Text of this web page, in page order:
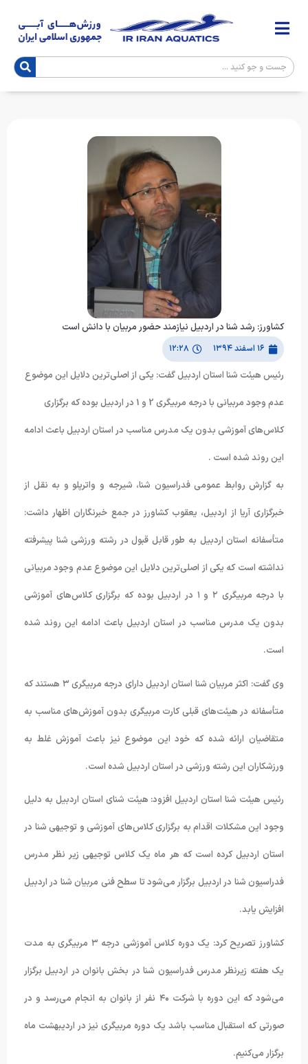
کشاورز: رشد شنا در اردبیل نیازمند حضور مربیان با دانش است
۱۶ اسفند ۱۳۹۴ ۱۲:۲۸
رئيس هيئت شنا استان اردبيل گفت: يکي از اصلي‌ترين دلايل اين موضوع
عدم وجود مربياني با درجه مربيگري 2 و 1 در اردبيل بوده که برگزاري
کلاس‌هاي آموزشي بدون يک مدرس مناسب در استان اردبيل باعث ادامه
اين روند شده است .
به گزارش روابط عمومی فدراسیون شنا، شیرجه و واترپلو و به نقل از
خبرگزاری آریا از اردبیل، یعقوب کشاورز در جمع خبرنگاران اظهار داشت:
متأسفانه استان اردبیل به طور قابل قبول در رشته ورزشی شنا پیشرفته
نداشته است که یکی از اصلی‌ترین دلایل این موضوع عدم وجود مربیانی
با درجه مربیگری ۲ و ۱ در اردبیل بوده که برگزاری کلاس‌های آموزشی
بدون یک مدرس مناسب در استان اردبیل باعث ادامه این روند شده
است.
وی گفت: اکثر مربیان شنا استان اردبیل دارای درجه مربیگری ۳ هستند که
متأسفانه در هیئت‌های قبلی کارت مربیگری بدون آموزش‌های مناسب به
متقاضیان ارائه شده که خود این موضوع نیز باعث آموزش غلط به
ورزشکاران این رشته ورزشی در استان اردبیل شده است.
رئیس هیئت شنا استان اردبیل افزود: هیئت شنای استان اردبیل به دلیل
وجود این مشکلات اقدام به برگزاری کلاس‌های آموزشی و توجیهی شنا در
استان اردبیل کرده است که هر ماه یک کلاس توجیهی زیر نظر مدرس
فدراسیون شنا در اردبیل برگزار می‌شود تا سطح فنی مربیان شنا در اردبیل
افزایش یابد.
کشاورز تصریح کرد: یک دوره کلاس آموزشی درجه ۳ مربیگری به مدت
یک هفته زیرنظر مدرس فدراسیون شنا در بخش بانوان در اردبیل برگزار
می‌شود که این دوره با شرکت ۴۰ نفر از بانوان به انجام می‌رسد و در
صورتی که استقبال مناسب باشد یک دوره مربیگری نیز در اردیبهشت ماه
برگزار می‌کنیم.